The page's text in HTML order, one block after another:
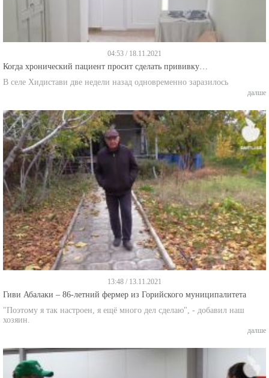
04:53 / 18.11.2021
Когда хронический пациент просит сделать прививку…
В селе Хидистави две недели назад одновременно заразилось
далше
13:48 / 13.11.2021
Гиви Абалаки – 86-летний фермер из Горийского муниципалитета
"Поэтому я так настроен, я ещё много дел сделаю", - добавил наш
хозяин.
далше